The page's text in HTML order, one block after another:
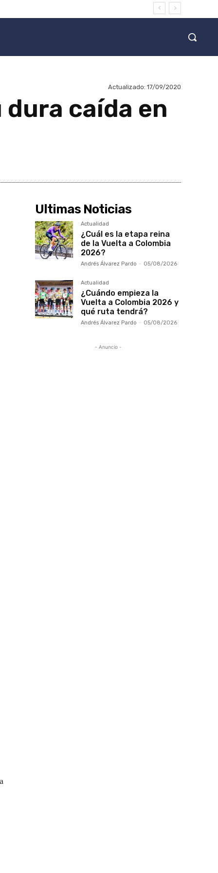
Actualizado: 17/09/2020
caída en
Ultimas Noticias
Actualidad
¿Cuál es la etapa reina
de la Vuelta a Colombia
2026?
Andrés Álvarez Pardo - 05/08/2026
Actualidad
¿Cuándo empieza la
Vuelta a Colombia 2026 y
qué ruta tendrá?
Andrés Álvarez Pardo - 05/08/2026
- Anuncio -